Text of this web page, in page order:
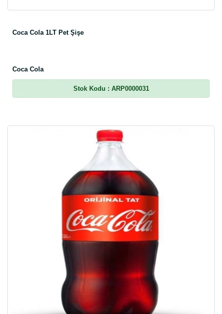
Coca Cola 1LT Pet Şişe
Coca Cola
Stok Kodu : ARP0000031